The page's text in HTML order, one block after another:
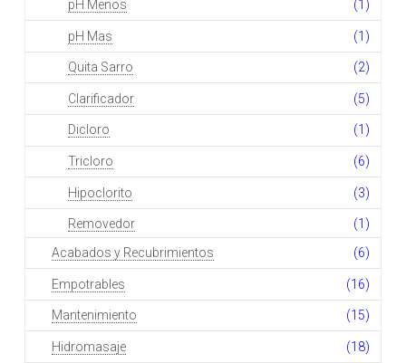
pH Menos (1)
pH Mas (1)
Quita Sarro (2)
Clarificador (5)
Dicloro (1)
Tricloro (6)
Hipoclorito (3)
Removedor
(1)
Acabados y Recubrimientos
(6)
Empotrables (16)
Mantenimiento (15)
Hidromasaje (18)